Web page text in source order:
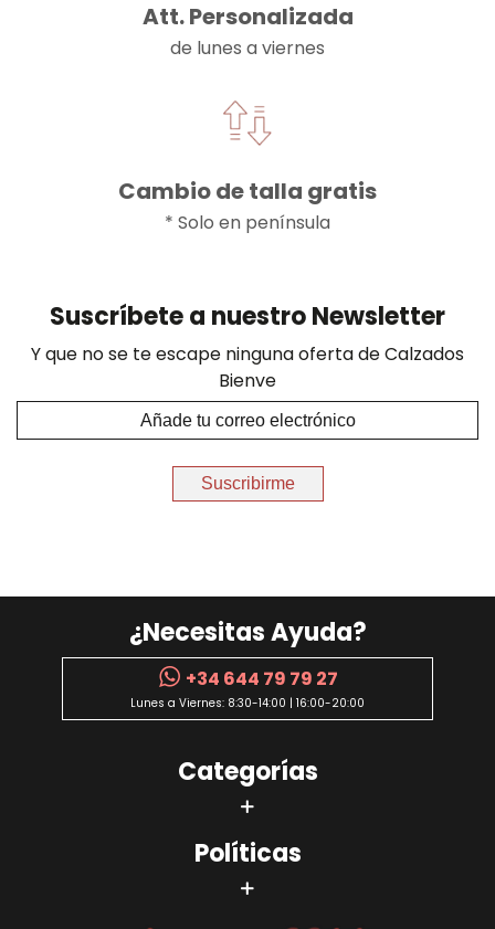
Att. Personalizada
de lunes a viernes
Cambio de talla gratis
* Solo en península
Suscríbete a nuestro Newsletter
Y que no se te escape ninguna oferta de Calzados
Bienve
Suscribirme
¿Necesitas Ayuda?
+34 644 79 79 27
Lunes a Viernes: 8:30-14:00 | 16:00-20:00
Categorías
Políticas